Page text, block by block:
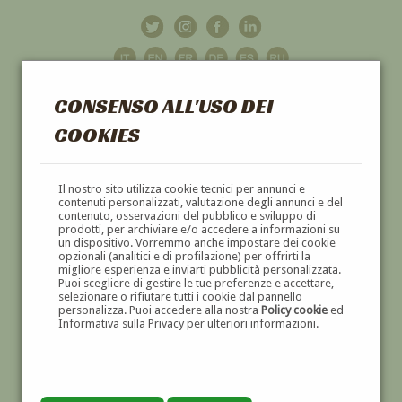
CONSENSO ALL'USO DEI
COOKIES
Il nostro sito utilizza cookie tecnici per annunci e
contenuti personalizzati, valutazione degli annunci e del
contenuto, osservazioni del pubblico e sviluppo di
prodotti, per archiviare e/o accedere a informazioni su
un dispositivo. Vorremmo anche impostare dei cookie
opzionali (analitici e di profilazione) per offrirti la
migliore esperienza e inviarti pubblicità personalizzata.
Puoi scegliere di gestire le tue preferenze e accettare,
selezionare o rifiutare tutti i cookie dal pannello
personalizza. Puoi accedere alla nostra Policy cookieed
Informativa sulla Privacy per ulteriori informazioni.
GALLERIAD'ARTE
DIPINTI E SCULTURE '800 E '900